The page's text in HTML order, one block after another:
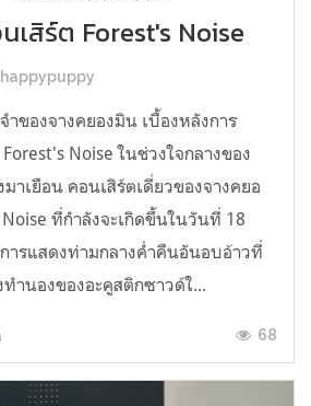
เสิร์ต Forest's Noise
ของจางคยองมิน เบื้องหลังการ
Noise ในช่วงใจกลางของ
าเยือน คอนเสิร์ตเดี่ยวของจางคยอ
ที่กำลังจะเกิดขึ้นในวันที่ 18
ารแสดงท่ามกลางค่ำคืนอันอบอ้าวที่
ำนองของอะคูสติกซาวด์ใ...
68